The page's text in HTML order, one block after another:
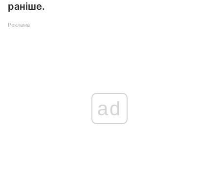
раніше.
Реклама
ad